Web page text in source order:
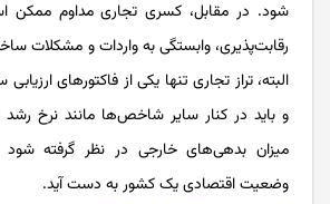
شود. در مقابل، کسری تجاری مداوم ممکن
رقابت‌پذیری، وابستگی به واردات و مشکلات
البته، تراز تجاری تنها یکی از فاکتورهای
و باید در کنار سایر شاخص‌ها مانند نرخ رشد
میزان بدهی‌های خارجی در نظر گرفته شود
وضعیت اقتصادی یک کشور به دست آید.